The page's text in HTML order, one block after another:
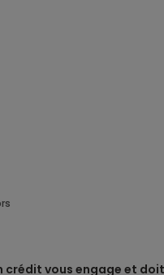
crédit vous engage et